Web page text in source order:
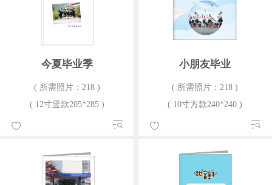
今夏毕业季
( 所需照片：218 )
( 12寸竖款205*285 )
小朋友毕业
( 所需照片：218 )
( 10寸方款240*240 )